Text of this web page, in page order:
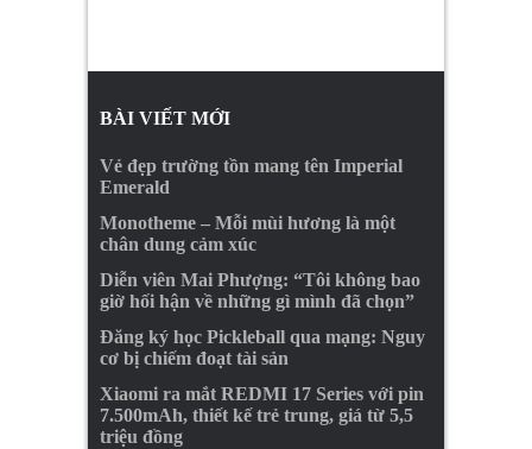
BÀI VIẾT MỚI
Vẻ đẹp trường tồn mang tên Imperial
Emerald
Monotheme – Mỗi mùi hương là một
chân dung cảm xúc
Diễn viên Mai Phượng: “Tôi không bao
giờ hối hận về những gì mình đã chọn”
Đăng ký học Pickleball qua mạng: Nguy
cơ bị chiếm đoạt tài sản
Xiaomi ra mắt REDMI 17 Series với pin
7.500mAh, thiết kế trẻ trung, giá từ 5,5
triệu đồng